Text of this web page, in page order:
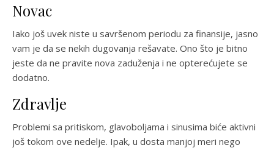
Novac
Iako još uvek niste u savršenom periodu za finansije, jasno
vam je da se nekih dugovanja rešavate. Ono što je bitno
jeste da ne pravite nova zaduženja i ne opterećujete se
dodatno.
Zdravlje
Problemi sa pritiskom, glavoboljama i sinusima biće aktivni
još tokom ove nedelje. Ipak, u dosta manjoj meri nego